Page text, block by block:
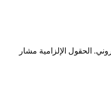
الحقول الإلزامية مشار